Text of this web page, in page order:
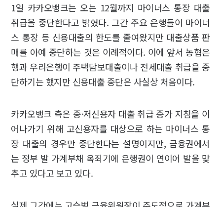
1일 카카오뱅크는 오는 12월까지 마이너스 통장 대출
취급을 중단한다고 밝혔다. 그간 주요 은행들이 마이너
스 통장 등 신용대출의 한도를 줄여왔지만 대출상품 판
매를 아예 중단하는 것은 이례적이다. 이에 앞서 농협은
행과 우리은행이 주택담보대출이나 전세대출 취급을 중
단하기는 했지만 신용대출 중단은 사실상 처음이다.
카카오뱅크 측은 중·저신용자 대출 취급 증가 지침을 이
어나가기 위해 고신용자를 대상으로 하는 마이너스 통
장 대출의 경우만 중단한다는 설명이지만, 금융권에서
는 정부 발 가계부채 옥죄기에 은행권이 연이어 발을 맞
추고 있다고 보고 있다.